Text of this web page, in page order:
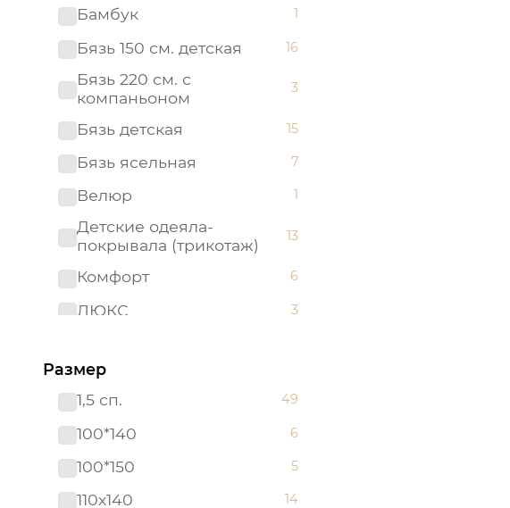
Бамбук
1
Бязь 150 см. детская 16
Бязь 220 см. с
компаньоном
3
Бязь детская 15
Бязь ясельная 7
Велюр 1
Детские одеяла-
покрывала (трикотаж)
13
Комфорт 6
ЛЮКС 3
Махровые полотенца "Арт
Дизайн" (Турция)
Набор в кроватку (бязь) 5
(поплин)
2
Одеяла-покрывала
Размер
1,5 сп.
49
100*140 6
100*150 5
110х140 14